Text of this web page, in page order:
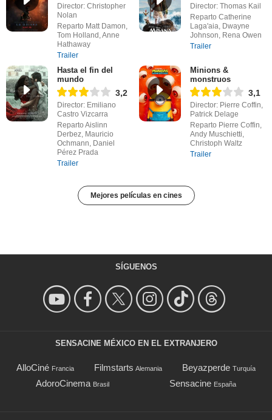
Director: Christopher
Nolan
Reparto Matt Damon,
Tom Holland, Anne
Hathaway
Trailer
Director: Thomas Kail
Reparto Catherine
Laga'aia, Dwayne
Johnson, Rena Owen
Trailer
Hasta el fin del
mundo
3,2
Director: Emiliano
Castro Vizcarra
Reparto Aislinn
Derbez, Mauricio
Ochmann, Daniel
Pérez Prada
Trailer
Minions &
monstruos
3,1
Director: Pierre Coffin,
Patrick Delage
Reparto Pierre Coffin,
Andy Muschietti,
Christoph Waltz
Trailer
Mejores películas en cines
SÍGUENOS
SENSACINE MÉXICO EN EL EXTRANJERO
AlloCiné Francia Filmstarts Alemania Beyazperde Turquía
AdoroCinema Brasil Sensacine España